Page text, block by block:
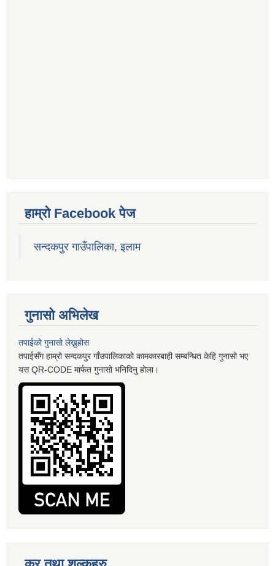
हाम्रो Facebook पेज
सन्दकपुर गाउँपालिका, इलाम
गुनासो अभिलेख
तपाईको गुनासो लेख्नुहोस
तपाईसँग हाम्रो सन्दकपुर गाँउपालिकाको कामकारबाही सम्बन्धित केहि गुनासो भए
यस QR-CODE मार्फत गुनासो भनिदिनु होला।